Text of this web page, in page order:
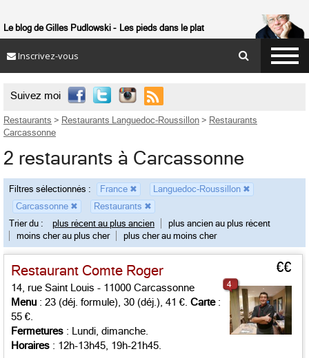
Le blog de Gilles Pudlowski Les pieds dans le plat
Inscrivez-vous
Suivez moi 
Restaurants > Restaurants Languedoc-Roussillon > Restaurants
Carcassonne
2 restaurants à Carcassonne
Filtres sélectionnés : France ✖ Languedoc-Roussillon ✖
Carcassonne ✖ Restaurants ✖
Trier du :
plus récent au plus ancien
plus ancien au plus récent
moins cher au plus cher
plus cher au moins cher
Restaurant Comte Roger €€
14, rue Saint Louis - 11000 Carcassonne
Menu : 23 (déj. formule), 30 (déj.), 41 €. Carte:
55 €.
Fermetures : Lundi, dimanche.
Horaires : 12h-13h45, 19h-21h45.
4